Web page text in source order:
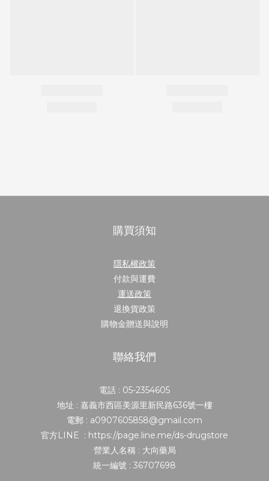
購買須知
隱私權政策
付款與運費
運送政策
退換貨政策
購物金贈送與說明
聯絡我們
電話 : 05-2354605
地址 : 嘉義市西區美源里新民路636號一樓
電郵 : a0907605858@gmail.com
官方LINE : https://page.line.me/ds-drugstore
營業人名稱 : 大向藥局
統一編號 : 36707698